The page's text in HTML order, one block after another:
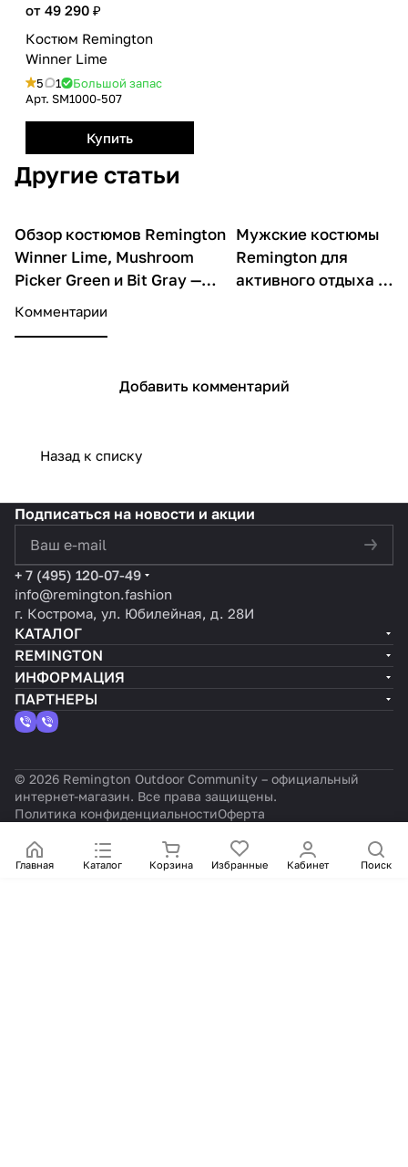
от 49 290 ₽
Костюм Remington
Winner Lime
5 1
Большой запас
Арт. SM1000-507
Купить
Другие статьи
О товарах
Обзор костюмов Remington
Winner Lime, Mushroom
Picker Green и Bit Gray —
выбор для активных мужчин
О товарах
Мужские костюмы
Remington для
активного отдыха и
Комментарии
Добавить комментарий
Назад к списку
Главная Каталог Корзина Избранные Кабинет Поиск
Подписаться на новости и акции
+ 7 (495) 120-07-49
info@remington.fashion
г. Кострома, ул. Юбилейная, д. 28И
КАТАЛОГ
REMINGTON
ИНФОРМАЦИЯ
ПАРТНЕРЫ
© 2026 Remington Outdoor Community – официальный
интернет-магазин. Все права защищены.
Политика конфиденциальностиОферта